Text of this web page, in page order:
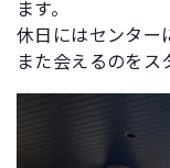
ます。
休日にはセンター
また会えるのをス